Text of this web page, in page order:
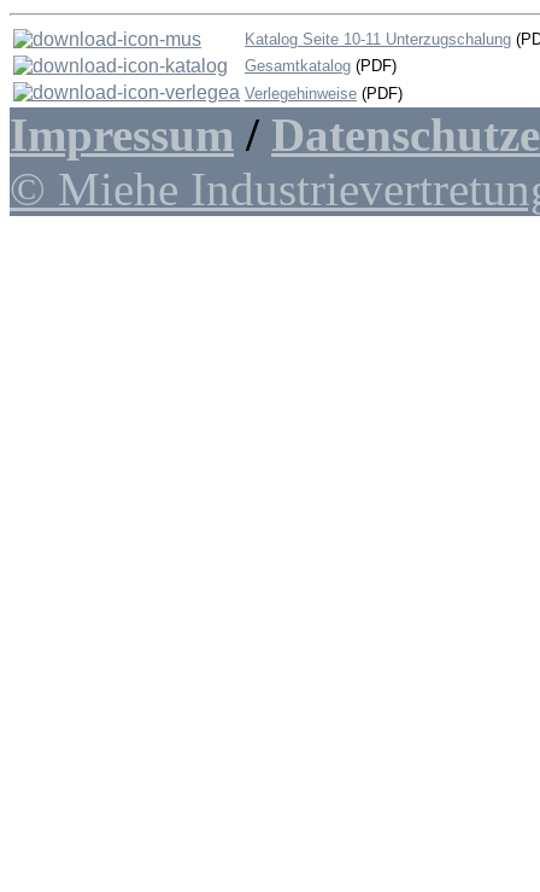
Katalog Seite 10-11 Unterzugschalung
Gesamtkatalog (PDF)
Verlegehinweise (PDF)
Impressum /
© Miehe